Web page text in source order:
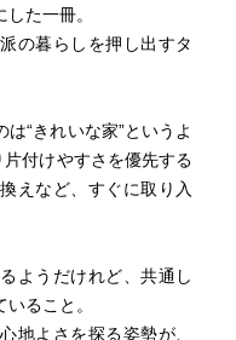
た一冊。
の暮らしを押し出すタ
“きれいな家”というよ
片付けやすさを優先する
えなど、すぐに取り入
ようだけれど、共通し
ること。
地よさを探る姿勢が、